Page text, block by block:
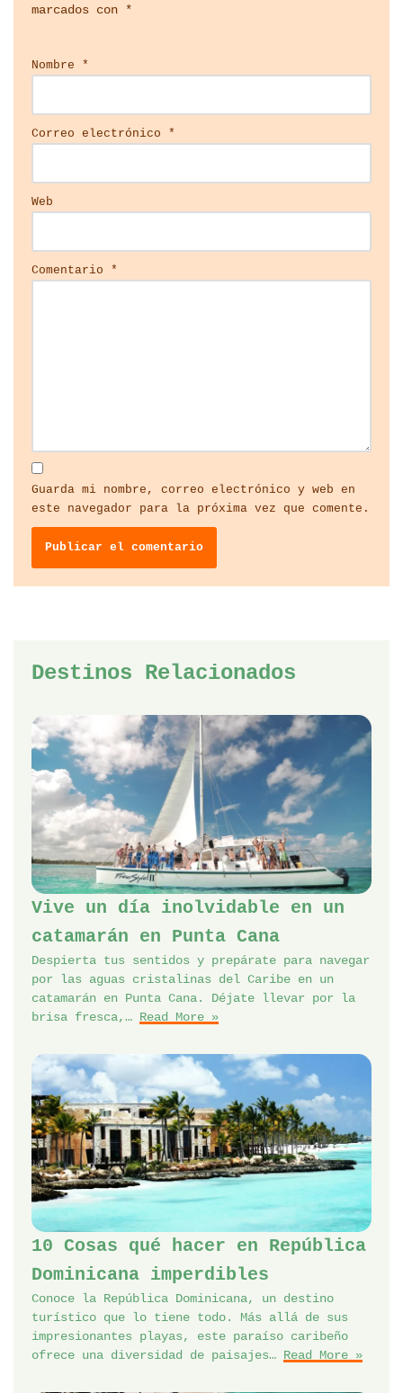
marcados con *
Nombre *
Correo electrónico *
Web
Comentario *
Guarda mi nombre, correo electrónico y web en
este navegador para la próxima vez que comente.
Destinos Relacionados
Vive un día inolvidable en un
catamarán en Punta Cana
Despierta tus sentidos y prepárate para navegar
por las aguas cristalinas del Caribe en un
catamarán en Punta Cana. Déjate llevar por la
brisa fresca,… Read More »
10 Cosas qué hacer en República
Dominicana imperdibles
Conoce la República Dominicana, un destino
turístico que lo tiene todo. Más allá de sus
impresionantes playas, este paraíso caribeño
ofrece una diversidad de paisajes… Read More »